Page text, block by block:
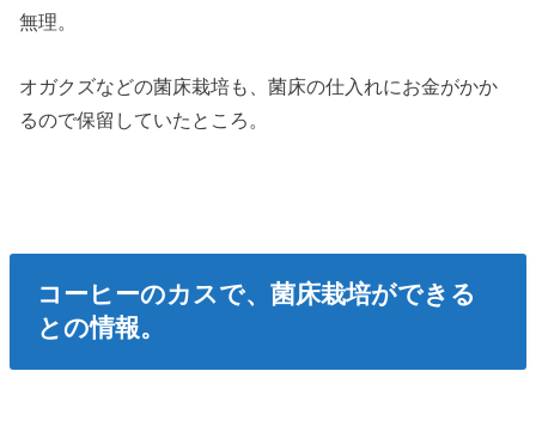
無理。
オガクズなどの菌床栽培も、菌床の仕入れにお金がかか
るので保留していたところ。
コーヒーのカスで、菌床栽培ができる
との情報。